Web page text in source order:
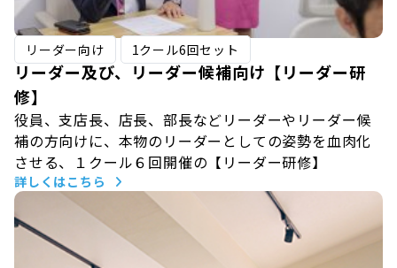
リーダー向け 1クール6回セット
リーダー及び、リーダー候補向け【リーダー研
修】
役員、支店長、店長、部長などリーダーやリーダー候
補の方向けに、本物のリーダーとしての姿勢を血肉化
させる、１クール６回開催の【リーダー研修】
詳しくはこちら